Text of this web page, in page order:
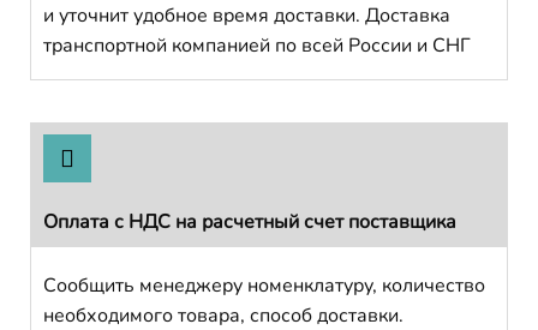
и уточнит удобное время доставки. Доставка
транспортной компанией по всей России и СНГ
Оплата с НДС на расчетный счет поставщика
Сообщить менеджеру номенклатуру, количество
необходимого товара, способ доставки.